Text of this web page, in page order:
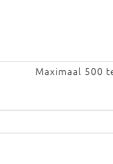
Maximaal 500